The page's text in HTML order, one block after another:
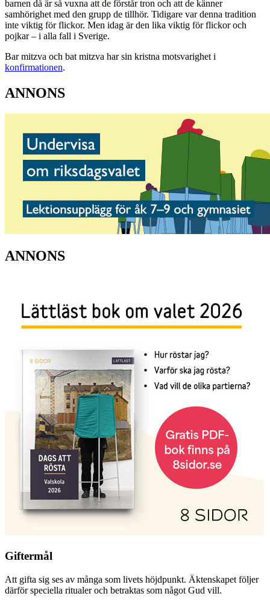
barnen då är så vuxna att de förstår tron och att de känner
samhörighet med den grupp de tillhör. Tidigare var denna tradition
inte viktig för flickor. Men idag är den lika viktig för flickor och
pojkar – i alla fall i Sverige.
Bar mitzva och bat mitzva har sin kristna motsvarighet i
konfirmationen.
ANNONS
ANNONS
Giftermål
Att gifta sig ses av många som livets höjdpunkt. Äktenskapet följer
därför speciella ritualer och betraktas som något Gud vill.